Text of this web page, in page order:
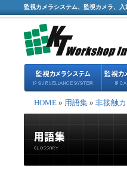
監視カメラシステム、監視カメラ、
HOME » 用語集 » 非接触